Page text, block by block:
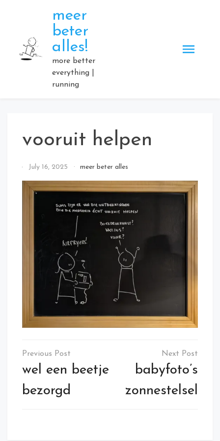
meer
beter
alles!
more better
everything |
running
vooruit helpen
ByJuly 16, 2025 meer beter alles
Post
navigation
wel een beetje
bezorgd
babyfoto’s
zonnestelsel